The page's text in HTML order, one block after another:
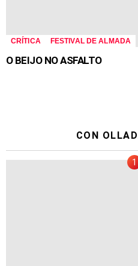
CRÍTICA FESTIVAL DE ALMADA
O BEIJO NO ASFALTO
CON